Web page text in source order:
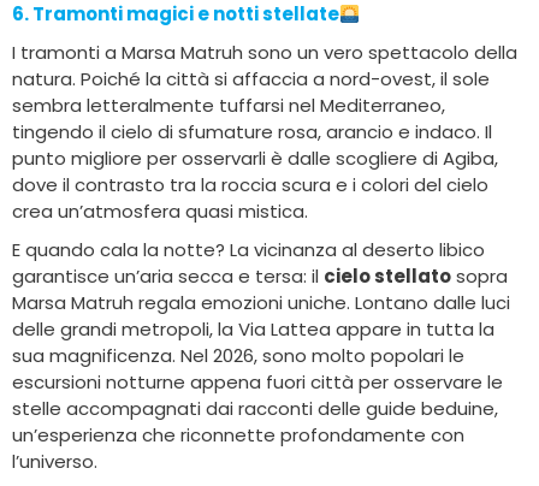
6. Tramonti magici e notti stellate
I tramonti a Marsa Matruh sono un vero spettacolo della
natura. Poiché la città si affaccia a nord-ovest, il sole
sembra letteralmente tuffarsi nel Mediterraneo,
tingendo il cielo di sfumature rosa, arancio e indaco. Il
punto migliore per osservarli è dalle scogliere di Agiba,
dove il contrasto tra la roccia scura e i colori del cielo
crea un’atmosfera quasi mistica.
E quando cala la notte? La vicinanza al deserto libico
garantisce un’aria secca e tersa: il cielo stellatosopra
Marsa Matruh regala emozioni uniche. Lontano dalle luci
delle grandi metropoli, la Via Lattea appare in tutta la
sua magnificenza. Nel 2026, sono molto popolari le
escursioni notturne appena fuori città per osservare le
stelle accompagnati dai racconti delle guide beduine,
un’esperienza che riconnette profondamente con
l’universo.